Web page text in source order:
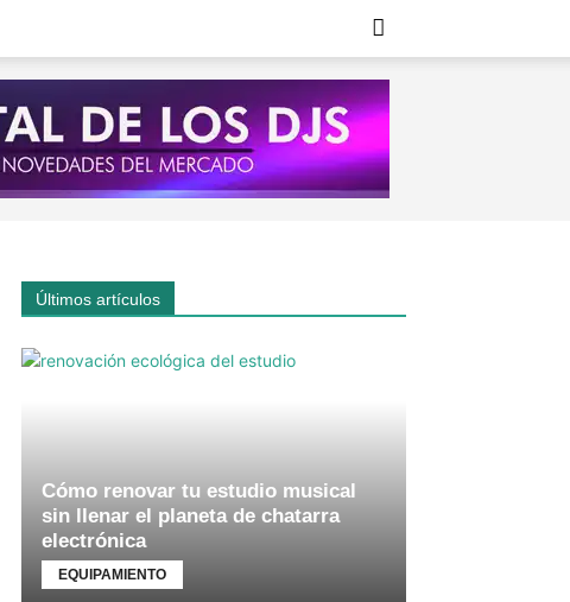
Últimos artículos
Cómo renovar tu estudio musical
sin llenar el planeta de chatarra
electrónica
EQUIPAMIENTO